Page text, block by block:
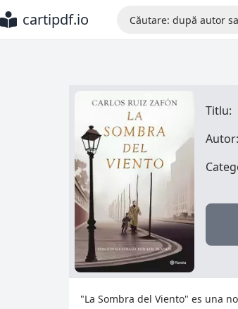
cartipdf.io
Titlu:
Autor:
"La Sombra del Viento" es una